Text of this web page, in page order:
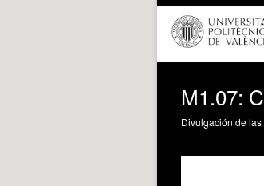
M1.07:
Divulgación de